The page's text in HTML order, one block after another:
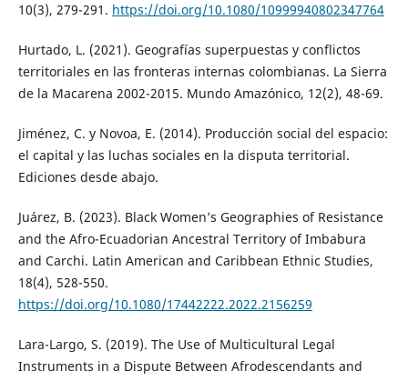
10(3), 279-291. https://doi.org/10.1080/10999940802347764
Hurtado, L. (2021). Geografías superpuestas y conflictos
territoriales en las fronteras internas colombianas. La Sierra
de la Macarena 2002-2015. Mundo Amazónico, 12(2), 48-69.
Jiménez, C. y Novoa, E. (2014). Producción social del espacio:
el capital y las luchas sociales en la disputa territorial.
Ediciones desde abajo.
Juárez, B. (2023). Black Women’s Geographies of Resistance
and the Afro-Ecuadorian Ancestral Territory of Imbabura
and Carchi. Latin American and Caribbean Ethnic Studies,
18(4), 528-550.
https://doi.org/10.1080/17442222.2022.2156259
Lara-Largo, S. (2019). The Use of Multicultural Legal
Instruments in a Dispute Between Afrodescendants and